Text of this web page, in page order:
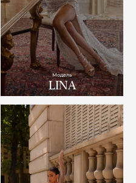
Модель
LINA